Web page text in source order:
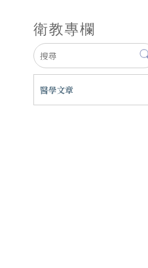
衛教專欄
醫學文章